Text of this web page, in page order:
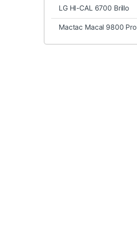
LG HI-CAL 6700 Brillo
Mactac Macal 9800 Pro